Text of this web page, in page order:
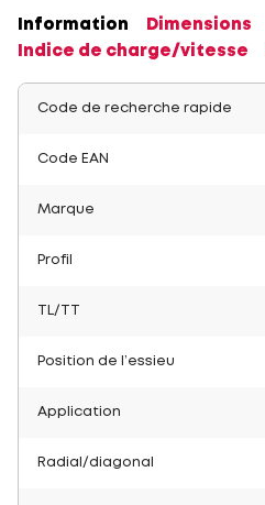
Information
Dimensions
Indice de charge/vitesse
Code de recherche rapide
Code EAN
Marque
Profil
TL/TT
Position de l’essieu
Application
Radial/diagonal